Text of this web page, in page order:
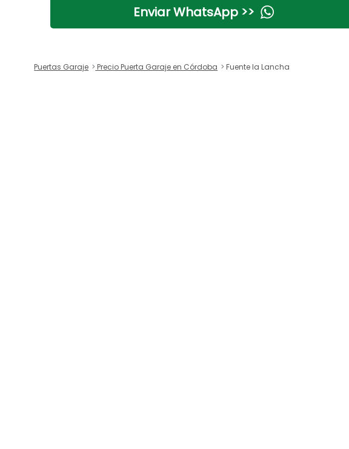
Enviar WhatsApp >>
Puertas Garaje Precio Puerta Garaje en Córdoba Fuente la Lancha